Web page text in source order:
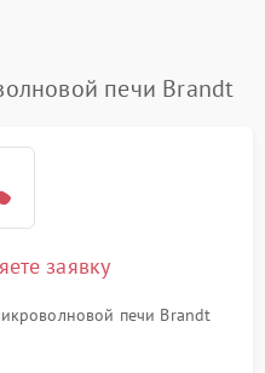
печи Brandt
заявку
печи Brandt